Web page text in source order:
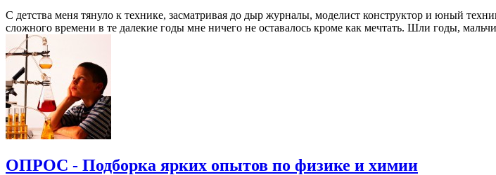
С детства меня тянуло к технике, засматривая до дыр журналы, моделист конструктор и юный
сложного времени в те далекие годы мне ничего не оставалось кроме как мечтать. Шли годы,
ОПРОС - Подборка ярких опытов по физике и химии